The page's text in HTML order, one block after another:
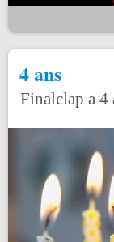
4 ans
Finalclap a 4